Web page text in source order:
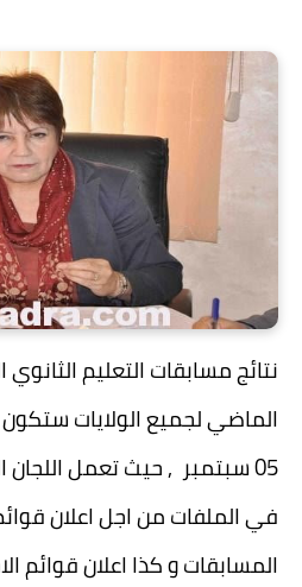
الماضي لجميع الولايات
05 سبتمبر , حيث تعمل
في الملفات من اجل اعلان
المسابقات و كذا اعلان قوائم